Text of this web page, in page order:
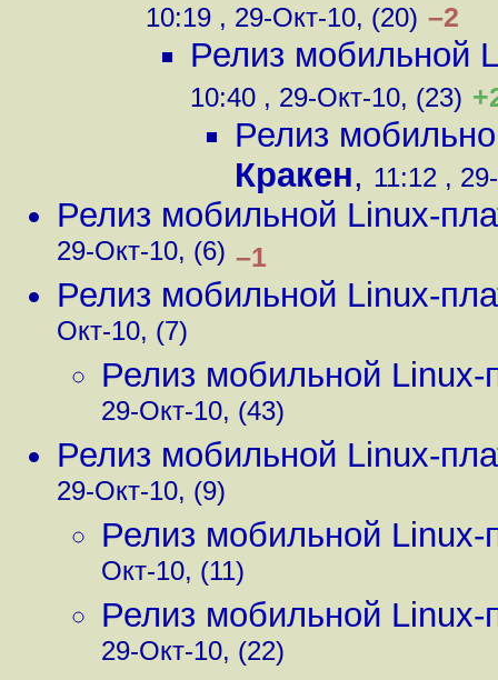
10:19 , 29-Окт-10, (20) –2
Релиз мобильной
10:40 , 29-Окт-10, (23)
Релиз
Кракен, 11:12 ,
Релиз мобильной Linux-
29-Окт-10, (6) –1
Релиз мобильной Linux-
Окт-10, (7)
Релиз мобильной
29-Окт-10, (43)
Релиз мобильной Linux-
29-Окт-10, (9)
Релиз мобильной
Окт-10, (11)
Релиз мобильной
29-Окт-10, (22)